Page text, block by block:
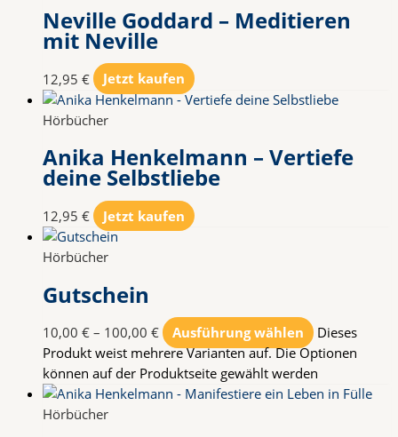
Neville Goddard – Meditieren
mit Neville
12,95 € Jetzt kaufen
Hörbücher
Anika Henkelmann – Vertiefe
deine Selbstliebe
12,95 € Jetzt kaufen
Hörbücher
Gutschein
10,00 € – 100,00 € Ausführung wählen
Dieses
Produkt weist mehrere Varianten auf. Die Optionen
können auf der Produktseite gewählt werden
Hörbücher